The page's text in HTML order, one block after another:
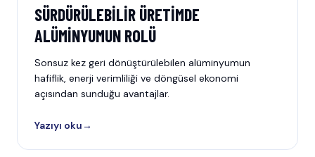
SÜRDÜRÜLEBILIR ÜRETIMDE
ALÜMINYUMUN ROLÜ
Sonsuz kez geri dönüştürülebilen alüminyumun
hafiflik, enerji verimliliği ve döngüsel ekonomi
açısından sunduğu avantajlar.
Yazıyı oku→